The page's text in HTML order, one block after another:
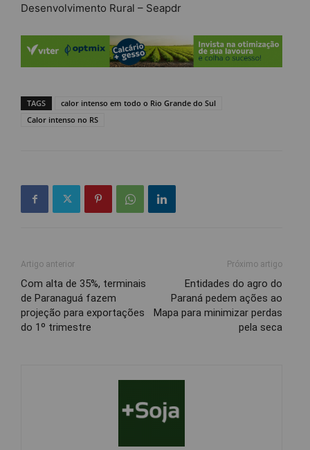
Desenvolvimento Rural – Seapdr
TAGS
calor intenso em todo o Rio Grande do Sul
Calor intenso no RS
Artigo anterior
Com alta de 35%, terminais
de Paranaguá fazem
projeção para exportações
do 1º trimestre
Próximo artigo
Entidades do agro do
Paraná pedem ações ao
Mapa para minimizar perdas
pela seca